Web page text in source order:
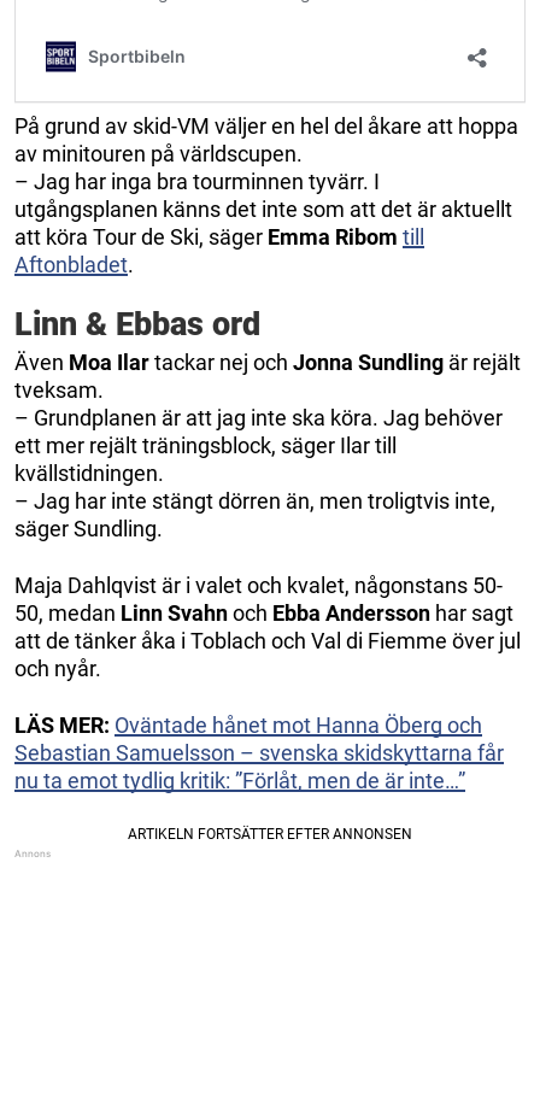
På grund av skid-VM väljer en hel del åkare att hoppa
av minitouren på världscupen.
– Jag har inga bra tourminnen tyvärr. I
utgångsplanen känns det inte som att det är aktuellt
att köra Tour de Ski, säger Emma Ribom till
Aftonbladet.
Linn & Ebbas ord
Även Moa Ilartackar nej och Jonna Sundling är rejält
tveksam.
– Grundplanen är att jag inte ska köra. Jag behöver
ett mer rejält träningsblock, säger Ilar till
kvällstidningen.
– Jag har inte stängt dörren än, men troligtvis inte,
säger Sundling.
Maja Dahlqvist är i valet och kvalet, någonstans 50-
50, medan Linn Svahnoch Ebba Andersson har sagt
att de tänker åka i Toblach och Val di Fiemme över jul
och nyår.
LÄS MER: Oväntade hånet mot Hanna Öberg och
Sebastian Samuelsson – svenska skidskyttarna får
nu ta emot tydlig kritik: ”Förlåt, men de är inte…”